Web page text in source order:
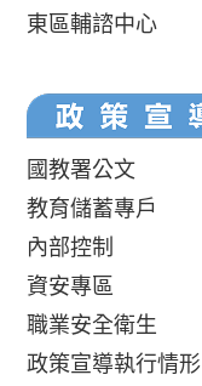
東區輔諮中心
國教署公文
教育儲蓄專戶
內部控制
資安專區
職業安全衛生
政策宣導執行情形